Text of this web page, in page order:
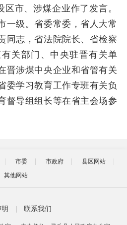
市、涉煤企业作了发言。
一级。省委常委，省人大常
同志，省法院院长、省检察
关部门、中央驻晋有关单
晋涉煤中央企业和省管有关
委学习教育工作专班有关负
督导组组长等在省主会场参
市委 市政府
县区网站
其他网站
联系我们